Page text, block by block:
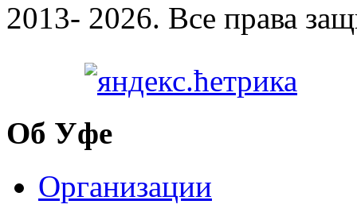
2013- 2026. Все права
Об Уфе
Организации